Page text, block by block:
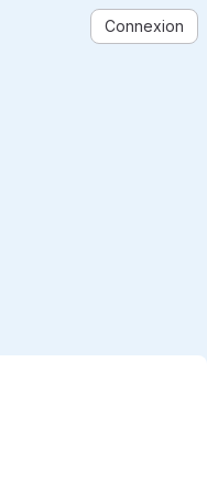
Connexion